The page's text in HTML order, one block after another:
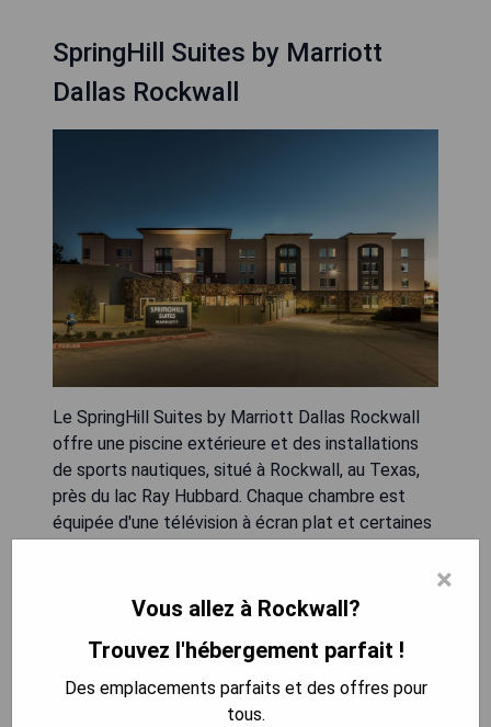
SpringHill Suites by Marriott
Dallas Rockwall
Le SpringHill Suites by Marriott Dallas Rockwall
offre une piscine extérieure et des installations
de sports nautiques, situé à Rockwall, au Texas,
près du lac Ray Hubbard. Chaque chambre est
équipée d'une télévision à écran plat et certaines
bain privative avec des articles de toilette
également une connexion Wi-Fi gratuite dans tout
l'établissement, une réception ouverte 24h/24 et
un marché sur place. Le Lobby Lounge est
×
Vous allez à Rockwall?
Trouvez l'hébergement parfait !
Des emplacements parfaits et des offres pour
tous.